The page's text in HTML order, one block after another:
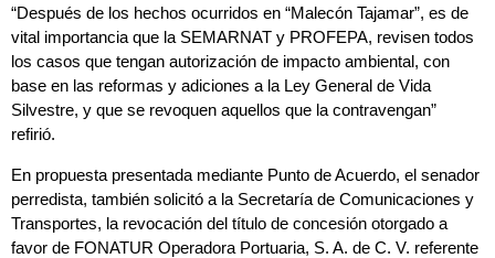
“Después de los hechos ocurridos en “Malecón Tajamar”, es de
vital importancia que la SEMARNAT y PROFEPA, revisen todos
los casos que tengan autorización de impacto ambiental, con
base en las reformas y adiciones a la Ley General de Vida
Silvestre, y que se revoquen aquellos que la contravengan”
refirió.
En propuesta presentada mediante Punto de Acuerdo, el senador
perredista, también solicitó a la Secretaría de Comunicaciones y
Transportes, la revocación del título de concesión otorgado a
favor de FONATUR Operadora Portuaria, S. A. de C. V. referente